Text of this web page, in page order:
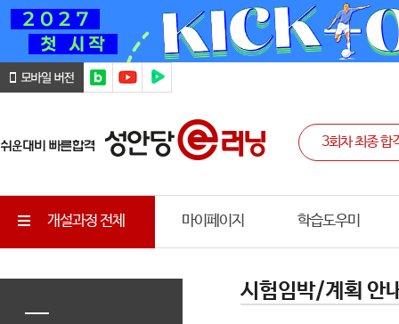
개설과정 전체 마이페이지 학습도우미
시험임박/계획 안